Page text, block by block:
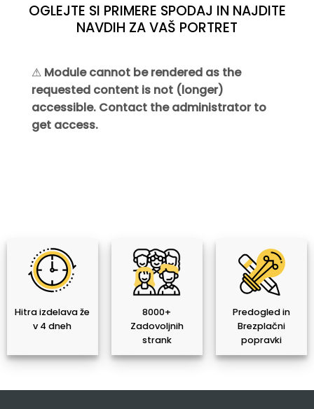
OGLEJTE SI PRIMERE SPODAJ IN NAJDITE
NAVDIH ZA VAŠ PORTRET
⚠ Module cannot be rendered as the
requested content is not (longer)
accessible. Contact the administrator to
get access.
Hitra izdelava že
v 4 dneh
8000+
Zadovoljnih
strank
Predogled in
Brezplačni
popravki